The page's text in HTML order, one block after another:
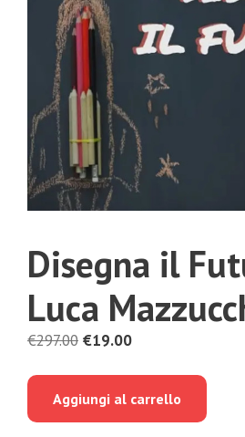
Disegna il
Luca
€297.00 Il
era:
€19.00Il
è:
Aggiungi al carrello